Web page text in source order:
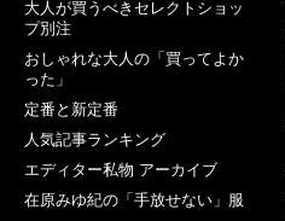
大人が買うべきセレクトショッ
プ別注
おしゃれな大人の「買ってよか
った」
定番と新定番
人気記事ランキング
エディター私物 アーカイブ
在原みゆ紀の「手放せない」服